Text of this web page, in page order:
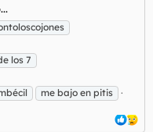
los 7
me bajo en pitis